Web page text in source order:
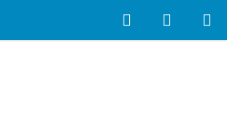
Hľadať
KOŠÍK